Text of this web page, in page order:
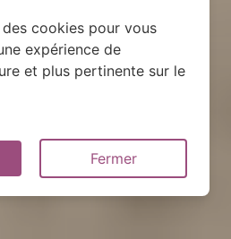
cookies pour vous
expérience de
et plus pertinente sur le
Fermer